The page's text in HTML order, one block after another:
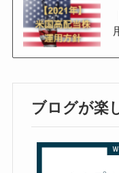
ブログが楽